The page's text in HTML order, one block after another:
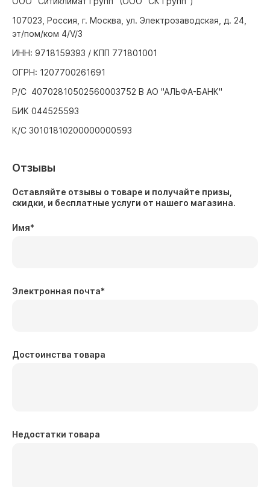
107023, Россия, г. Москва, ул. Электрозаводская, д. 24,
эт/пом/ком 4/V/3
ИНН: 9718159393 / КПП 771801001
ОГРН: 1207700261691
Р/С 40702810502560003752 В АО "АЛЬФА-БАНК"
БИК 044525593
К/С 30101810200000000593
Отзывы
Оставляйте отзывы о товаре и получайте призы,
скидки, и бесплатные услуги от нашего магазина.
Имя*
Электронная почта*
Достоинства товара
Недостатки товара